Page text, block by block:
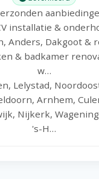
installatie &
Anders, Dakgoot &
& badkamer
w…
Lelystad,
Arnhem,
Nijkerk,
's-H…